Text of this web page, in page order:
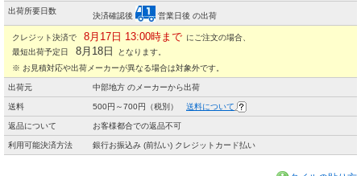
出荷所要日数
決済確認後 営業日後 の出荷
クレジット決済で 8月17日 13:00時まで にご注文の場合、
最短出荷予定日
8月18日
となります。
※ お見積対応や出荷メーカーが異なる場合は対象外です。
出荷元 中部地方 のメーカーから出荷
送料 500円～700円（税別） 送料について
返品について お客様都合での返品不可
利用可能決済方法 銀行お振込み (前払い) クレジットカード払い